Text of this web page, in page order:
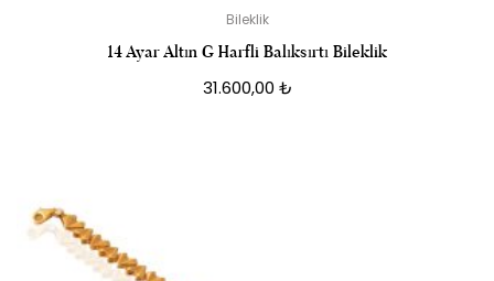
Bileklik
14 Ayar Altın G Harfli Balıksırtı Bileklik
31.600,00 ₺